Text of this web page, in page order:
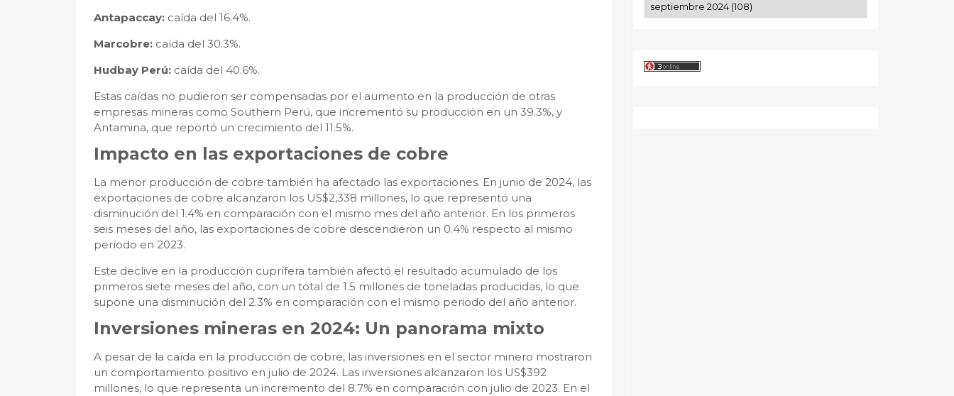
Antapaccay: caída del 16.4%.
Marcobre: caída del 30.3%.
Hudbay Perú: caída del 40.6%.
Estas caídas no pudieron ser compensadas por el aumento en la producción de otras
empresas mineras como Southern Perú, que incrementó su producción en un 39.3%, y
Antamina, que reportó un crecimiento del 11.5%.
Impacto en las exportaciones de cobre
La menor producción de cobre también ha afectado las exportaciones. En junio de 2024, las
exportaciones de cobre alcanzaron los US$2,338 millones, lo que representó una
disminución del 1.4% en comparación con el mismo mes del año anterior. En los primeros
seis meses del año, las exportaciones de cobre descendieron un 0.4% respecto al mismo
período en 2023.
Este declive en la producción cuprífera también afectó el resultado acumulado de los
primeros siete meses del año, con un total de 1.5 millones de toneladas producidas, lo que
supone una disminución del 2.3% en comparación con el mismo periodo del año anterior.
Inversiones mineras en 2024: Un panorama mixto
A pesar de la caída en la producción de cobre, las inversiones en el sector minero mostraron
un comportamiento positivo en julio de 2024. Las inversiones alcanzaron los US$392
millones, lo que representa un incremento del 8.7% en comparación con julio de 2023. En el